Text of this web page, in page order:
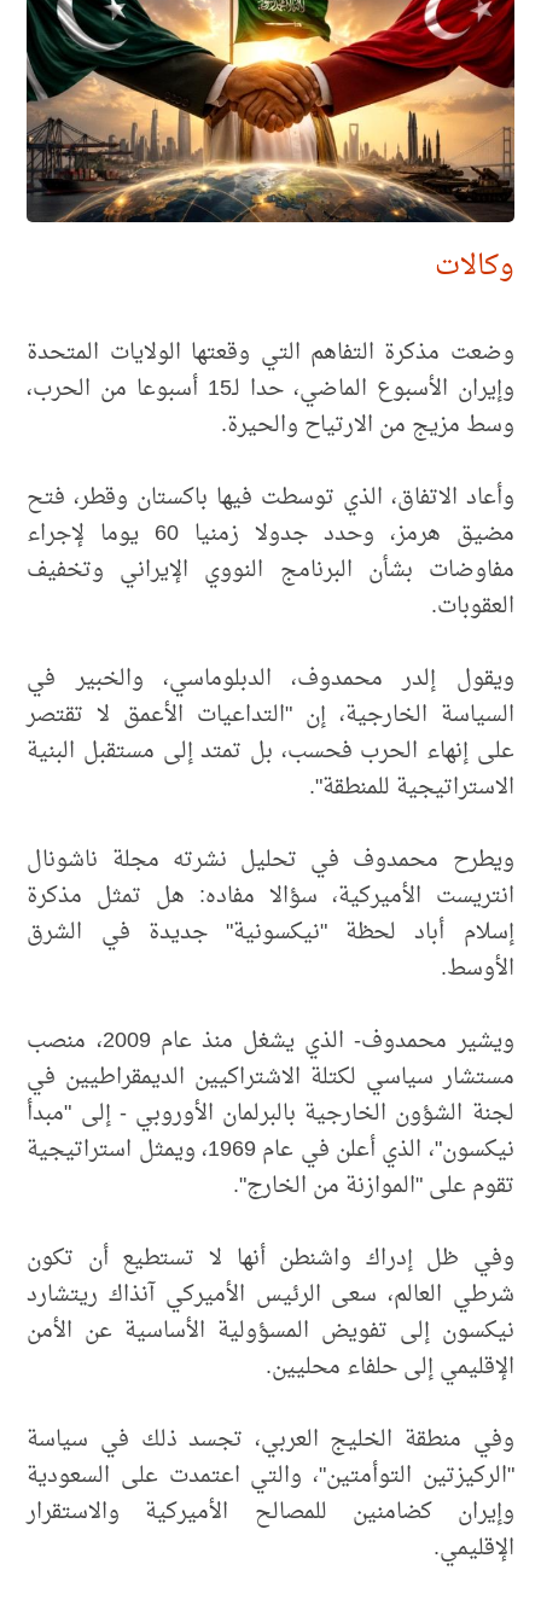
وكالات
وضعت مذكرة التفاهم التي وقعتها الولايات المتحدة
وإيران الأسبوع الماضي، حدا لـ15 أسبوعا من الحرب،
وسط مزيج من الارتياح والحيرة.
وأعاد الاتفاق، الذي توسطت فيها باكستان وقطر، فتح
مضيق هرمز، وحدد جدولا زمنيا 60 يوما لإجراء
مفاوضات بشأن البرنامج النووي الإيراني وتخفيف
العقوبات.
ويقول إلدر محمدوف، الدبلوماسي، والخبير في
السياسة الخارجية، إن "التداعيات الأعمق لا تقتصر
على إنهاء الحرب فحسب، بل تمتد إلى مستقبل البنية
الاستراتيجية للمنطقة".
ويطرح محمدوف في تحليل نشرته مجلة ناشونال
انتريست الأميركية، سؤالا مفاده: هل تمثل مذكرة
إسلام أباد لحظة "نيكسونية" جديدة في الشرق
الأوسط.
ويشير محمدوف- الذي يشغل منذ عام 2009، منصب
مستشار سياسي لكتلة الاشتراكيين الديمقراطيين في
لجنة الشؤون الخارجية بالبرلمان الأوروبي - إلى "مبدأ
نيكسون"، الذي أعلن في عام 1969، ويمثل استراتيجية
تقوم على "الموازنة من الخارج".
وفي ظل إدراك واشنطن أنها لا تستطيع أن تكون
شرطي العالم، سعى الرئيس الأميركي آنذاك ريتشارد
نيكسون إلى تفويض المسؤولية الأساسية عن الأمن
الإقليمي إلى حلفاء محليين.
وفي منطقة الخليج العربي، تجسد ذلك في سياسة
"الركيزتين التوأمتين"، والتي اعتمدت على السعودية
وإيران كضامنين للمصالح الأميركية والاستقرار
الإقليمي.